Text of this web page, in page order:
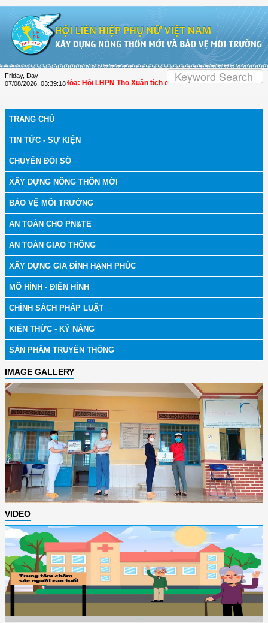
Friday, Day
07/08/2026 03:39:18
bệnh | Thanh Hóa: Hội LHPN Thọ Xuân tích cực góp phần nâng cao tỷ lệ
TRANG CHỦ
TIN TỨC - SỰ KIỆN
CHUYỂN ĐỔI SỐ
XÂY DỰNG NÔNG THÔN MỚI
BẢO VỆ MÔI TRƯỜNG
AN TOÀN CHO PN&TE
AN TOÀN GIAO THÔNG
XÂY DỰNG GIA ĐÌNH HẠNH PHÚC
MÔ HÌNH - ĐIỂN HÌNH
CHÍNH SÁCH PHÁP LUẬT
KIẾN THỨC - KỸ NĂNG
SẢN PHẨM TRUYỀN THÔNG
IMAGE GALLERY
VIDEO